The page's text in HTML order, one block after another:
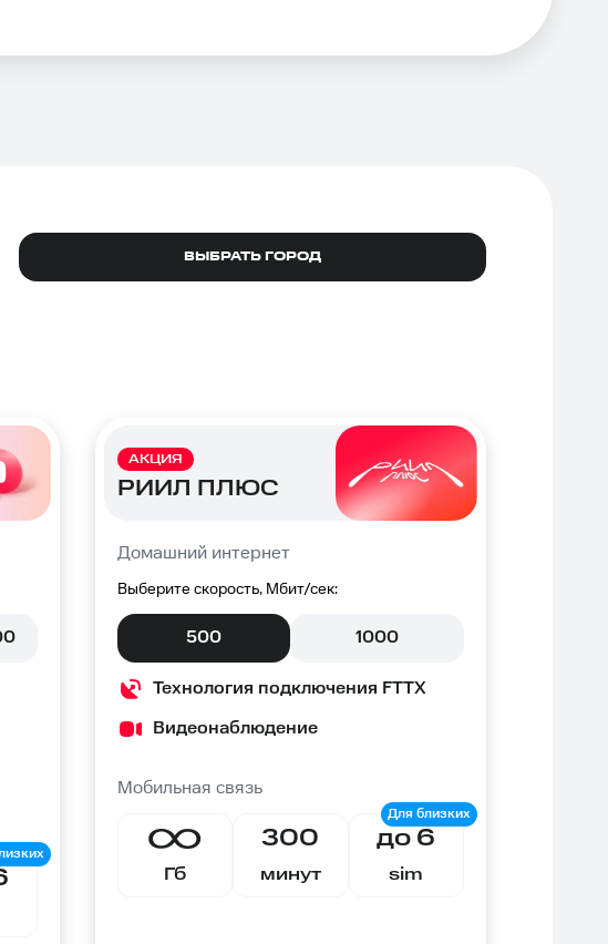
ВЫБРАТЬ ГОРОД
АКЦИЯ
РИИЛ ПЛЮС
Домашний интернет
Выберите скорость, Мбит/сек:
500 1000
Технология подключения FTTX
Видеонаблюдение
Мобильная связь
Гб
300
минут
до 6
sim